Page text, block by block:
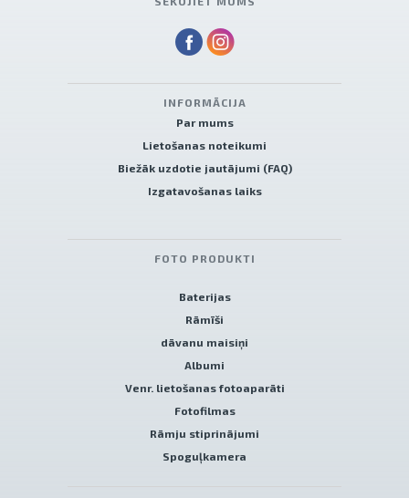
INFORMĀCIJA
Par mums
Lietošanas noteikumi
Biežāk uzdotie jautājumi (FAQ)
Izgatavošanas laiks
FOTO PRODUKTI
Baterijas
Rāmīši
dāvanu maisiņi
Albumi
Venr. lietošanas fotoaparāti
Fotofilmas
Rāmju stiprinājumi
Spoguļkamera